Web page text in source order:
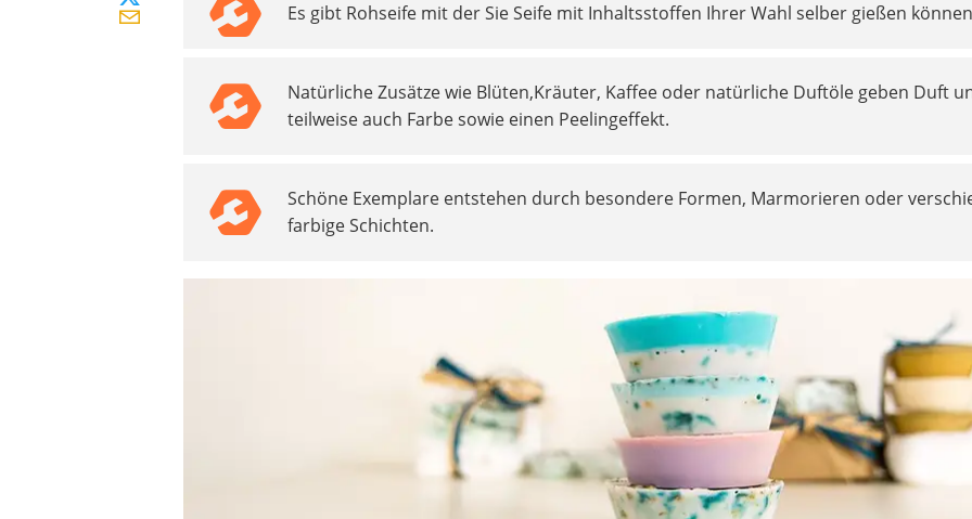
Elektronische Dartscheibe
Ferngesteuertes Auto
Es gibt Rohseife mit der Sie Seife mit Inhaltsstoffen Ihrer Wahl selber gießen
Natürliche Zusätze wie Blüten,Kräuter, Kaffee oder natürliche Duftöle geben Duft
teilweise auch Farbe sowie einen Peelingeffekt.
Schöne Exemplare entstehen durch besondere Formen, Marmorieren oder
farbige Schichten.